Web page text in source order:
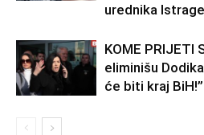
urednika
KOME PRIJETI
eliminišu
će biti kraj BiH!”